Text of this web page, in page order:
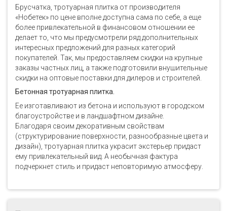
Брусчатка, тротуарная плитка от производителя
«Нобетек» по цене вполне доступна сама по себе, а еще
более привлекательной в финансовом отношении ее
делает то, что мы предусмотрели ряд дополнительных
интересных предложений для разных категорий
покупателей. Так, мы предоставляем скидки на крупные
заказы частных лиц, а также подготовили внушительные
скидки на оптовые поставки для дилеров и строителей.
Бетонная тротуарная плитка.
Ее изготавливают из бетона и используют в городском
благоустройстве и в ландшафтном дизайне.
Благодаря своим декоративным свойствам
(структурирование поверхности, разнообразные цвета и
дизайн), тротуарная плитка украсит экстерьер придаст
ему привлекательный вид. А необычная фактура
подчеркнет стиль и придаст неповторимую атмосферу.